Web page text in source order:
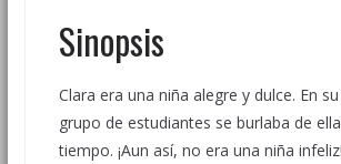
Sinopsis
Clara era una niña alegre y dulce. En
grupo de estudiantes se burlaba de
tiempo. ¡Aun así, no era una niña infeliz!